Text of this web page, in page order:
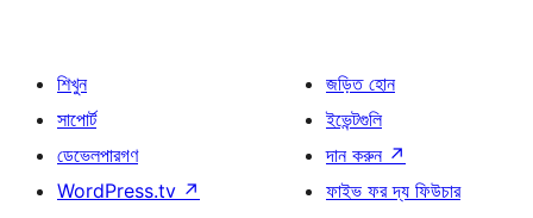
শিখুন
সাপোর্ট
ডেভেলপারগণ
WordPress.tv ↗
জড়িত হোন
ইভেন্টগুলি
দান করুন ↗
ফাইভ ফর দ্য ফিউচার